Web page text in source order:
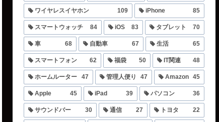
ワイヤレスイヤホン 109 iPhone 85
スマートウォッチ 84 iOS 83 タブレット 70
車 68 自動車 67 生活 65
スマートフォン 62 福袋 50 IT関連 48
ホームルーター 47 管理人便り 47 Amazon 45
Apple 45 iPad 39 パソコン 36
サウンドバー 30 通信 27 トヨタ 22